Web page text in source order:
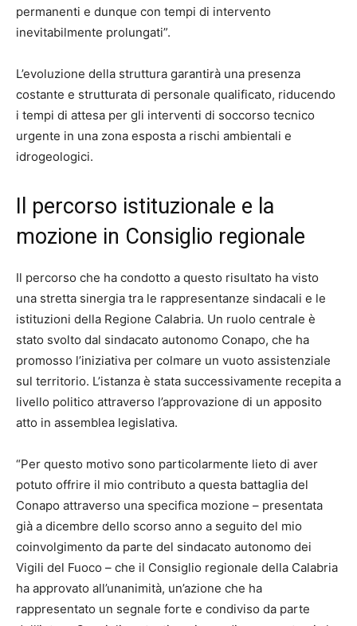
permanenti e dunque con tempi di intervento
inevitabilmente prolungati”.
L’evoluzione della struttura garantirà una presenza
costante e strutturata di personale qualificato, riducendo
i tempi di attesa per gli interventi di soccorso tecnico
urgente in una zona esposta a rischi ambientali e
idrogeologici.
Il percorso istituzionale e la
mozione in Consiglio regionale
Il percorso che ha condotto a questo risultato ha visto
una stretta sinergia tra le rappresentanze sindacali e le
istituzioni della Regione Calabria. Un ruolo centrale è
stato svolto dal sindacato autonomo Conapo, che ha
promosso l’iniziativa per colmare un vuoto assistenziale
sul territorio. L’istanza è stata successivamente recepita a
livello politico attraverso l’approvazione di un apposito
atto in assemblea legislativa.
“Per questo motivo sono particolarmente lieto di aver
potuto offrire il mio contributo a questa battaglia del
Conapo attraverso una specifica mozione – presentata
già a dicembre dello scorso anno a seguito del mio
coinvolgimento da parte del sindacato autonomo dei
Vigili del Fuoco – che il Consiglio regionale della Calabria
ha approvato all’unanimità, un’azione che ha
rappresentato un segnale forte e condiviso da parte